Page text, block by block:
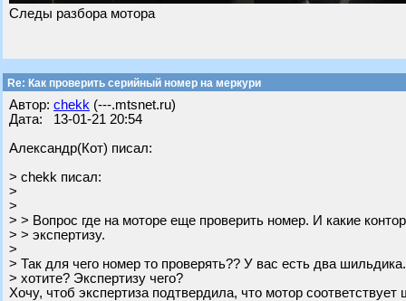
Следы разбора мотора
Re: Как проверить серийный номер на меркури
Автор: chekk (---.mtsnet.ru)
Дата: 13-01-21 20:54
Александр(Кот) писал:
> chekk писал:
>
>
> > Вопрос где на моторе еще проверить номер. И какие
> > экспертизу.
>
> Так для чего номер то проверять?? У вас есть два
> хотите? Экспертизу чего?
Хочу, чтоб экспертиза подтвердила, что мотор